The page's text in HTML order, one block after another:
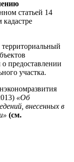
статьей 14
кадастре
предоставлении
участка.
«Об
внесенных в
(см.